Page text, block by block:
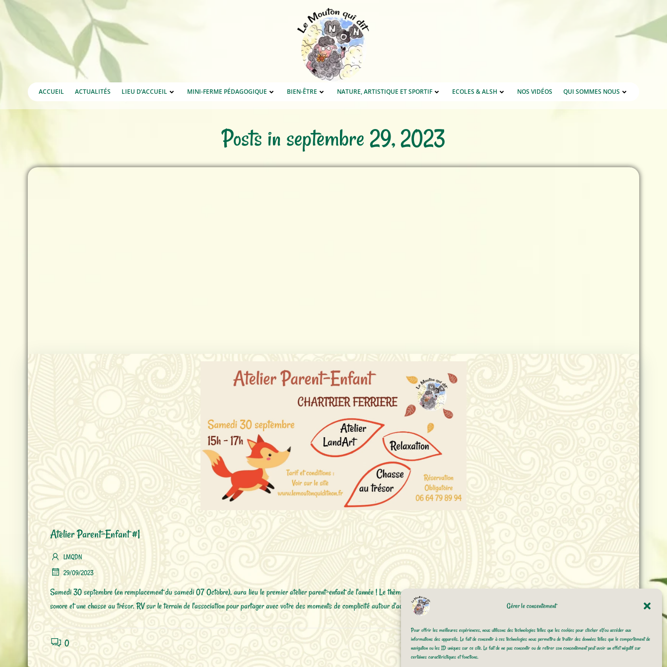
Gérer le consentement
Pour offrir les meilleures expériences, nous utilisons des technologies telles que les cookies pour stocker et/ou accéder aux
informations des appareils. Le fait de consentir à ces technologies nous permettra de traiter des données telles que le comportement de
navigation ou les ID uniques sur ce site. Le fait de ne pas consentir ou de retirer son consentement peut avoir un effet négatif sur
certaines caractéristiques et fonctions.
Aller
contenu
ACCUEIL ACTUALITÉS LIEU D’ACCUEIL MINI-FERME PÉDAGOGIQUE BIEN-ÊTRE NATURE, ARTISTIQUE ET SPORTIF ECOLES & ALSH NOS VIDÉOS QUI SOMMES NOUS
Posts in septembre 29, 2023
Atelier Parent-Enfant #1
LMQDN
29/09/2023
Samedi 30 septembre (en remplacement du samedi 07 Octobre), aura lieu le premier atelier parent-enfant de l'année ! Le thème : L'AUTOMNE bien sûr ! Au programme, un atelier Land-Art, une relaxation
sonore et une chasse au trésor. RV sur le terrain de l'association pour partager avec votre des moments de complicité autour d'activités dans la Nature. Réservation obligatoire au 06 64 79 89 94
0 Lire la suite